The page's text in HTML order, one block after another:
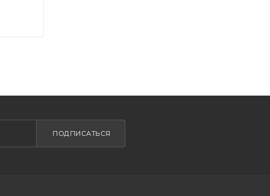
ПОДПИСАТЬСЯ